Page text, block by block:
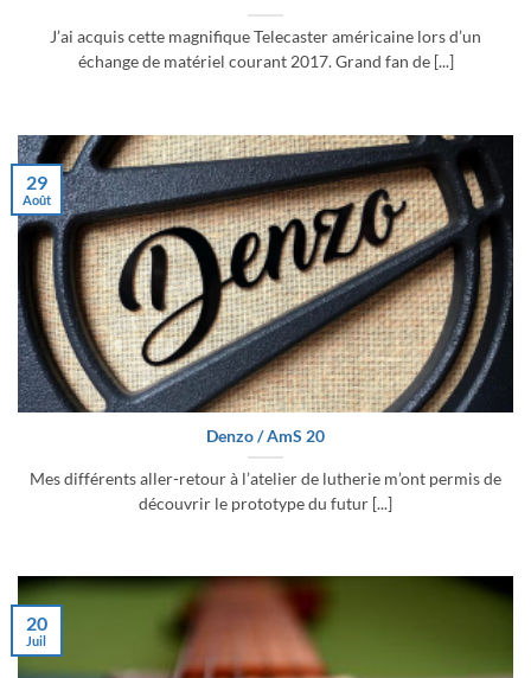
J’ai acquis cette magnifique Telecaster américaine lors d’un
échange de matériel courant 2017. Grand fan de [...]
Denzo / AmS 20
Mes différents aller-retour à l’atelier de lutherie m’ont permis de
découvrir le prototype du futur [...]
29
Août
20
Juil